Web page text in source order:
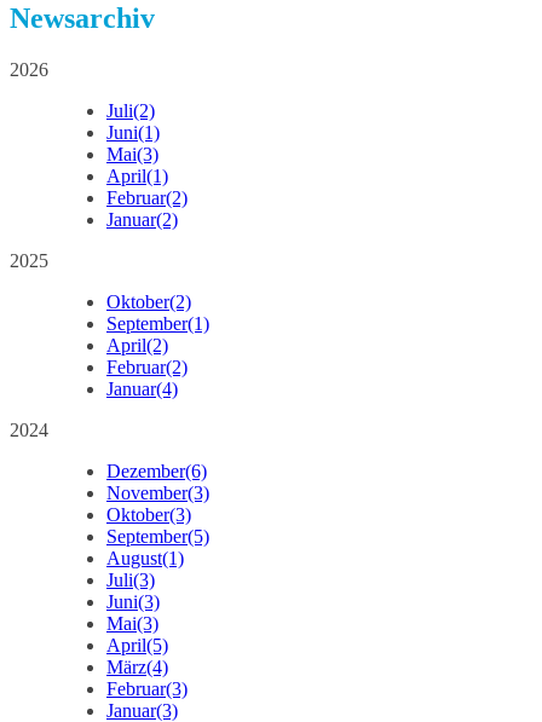
Newsarchiv
2026
Juli(2)
Juni(1)
Mai(3)
April(1)
Februar(2)
Januar(2)
2025
Oktober(2)
September(1)
April(2)
Februar(2)
Januar(4)
2024
Dezember(6)
November(3)
Oktober(3)
September(5)
August(1)
Juli(3)
Juni(3)
Mai(3)
April(5)
März(4)
Februar(3)
Januar(3)